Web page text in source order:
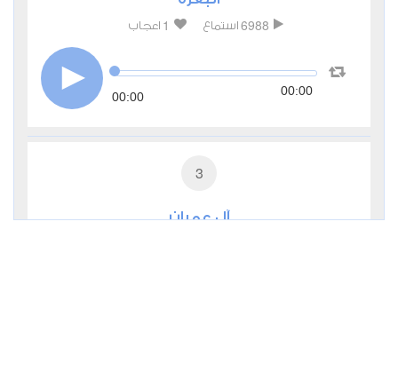
6988 استماع 1 اعجاب
00:00 00:00
3
آل عمران